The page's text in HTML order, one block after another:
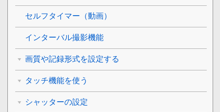
セルフタイマー （動画）
インターバル撮影機能
画質や記録形式を設定する
タッチ機能を使う
シャッターの設定